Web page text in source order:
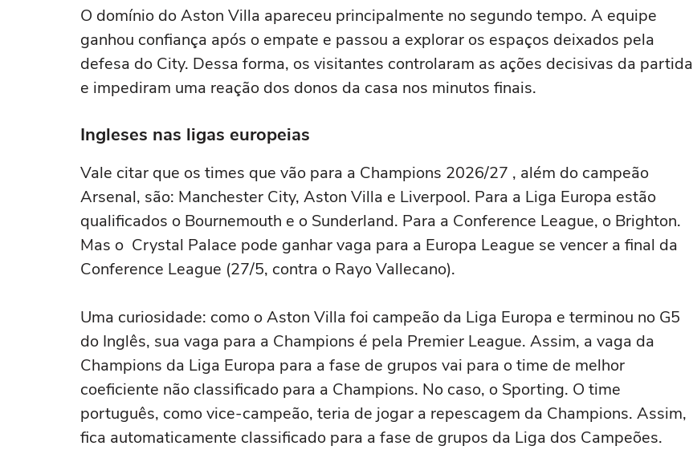
O domínio do Aston Villa apareceu principalmente no segundo tempo. A equipe
ganhou confiança após o empate e passou a explorar os espaços deixados pela
defesa do City. Dessa forma, os visitantes controlaram as ações decisivas da partida
e impediram uma reação dos donos da casa nos minutos finais.
Ingleses nas ligas europeias
Vale citar que os times que vão para a Champions 2026/27 , além do campeão
Arsenal, são: Manchester City, Aston Villa e Liverpool. Para a Liga Europa estão
qualificados o Bournemouth e o Sunderland. Para a Conference League, o Brighton.
Mas o Crystal Palace pode ganhar vaga para a Europa League se vencer a final da
Conference League (27/5, contra o Rayo Vallecano).
Uma curiosidade: como o Aston Villa foi campeão da Liga Europa e terminou no G5
do Inglês, sua vaga para a Champions é pela Premier League. Assim, a vaga da
Champions da Liga Europa para a fase de grupos vai para o time de melhor
coeficiente não classificado para a Champions. No caso, o Sporting. O time
português, como vice-campeão, teria de jogar a repescagem da Champions. Assim,
fica automaticamente classificado para a fase de grupos da Liga dos Campeões.